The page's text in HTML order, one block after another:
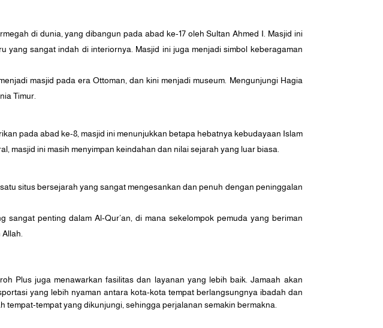
di dunia, yang dibangun pada abad ke-17 oleh Sultan Ahmed I. Masjid ini
sangat indah di interiornya. Masjid ini juga menjadi simbol keberagaman
masjid pada era Ottoman, dan kini menjadi museum. Mengunjungi Hagia
Timur.
pada abad ke-8, masjid ini menunjukkan betapa hebatnya kebudayaan Islam
masjid ini masih menyimpan keindahan dan nilai sejarah yang luar biasa.
situs bersejarah yang sangat mengesankan dan penuh dengan peninggalan
penting dalam Al-Qur’an, di mana sekelompok pemuda yang beriman
Plus juga menawarkan fasilitas dan layanan yang lebih baik. Jamaah akan
yang lebih nyaman antara kota-kota tempat berlangsungnya ibadah dan
tempat-tempat yang dikunjungi, sehingga perjalanan semakin bermakna.